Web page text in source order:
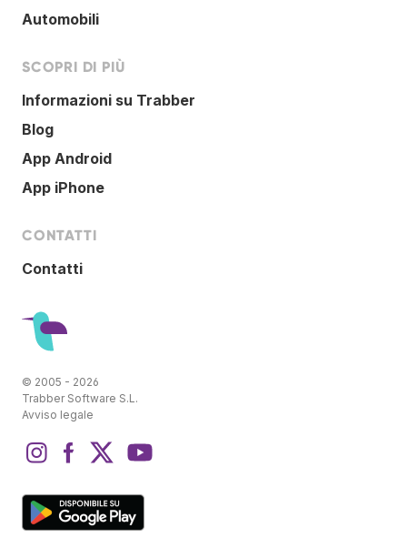
Automobili
SCOPRI DI PIÙ
Informazioni su Trabber
Blog
App Android
App iPhone
CONTATTI
Contatti
© 2005 - 2026
Trabber Software S.L.
Avviso legale